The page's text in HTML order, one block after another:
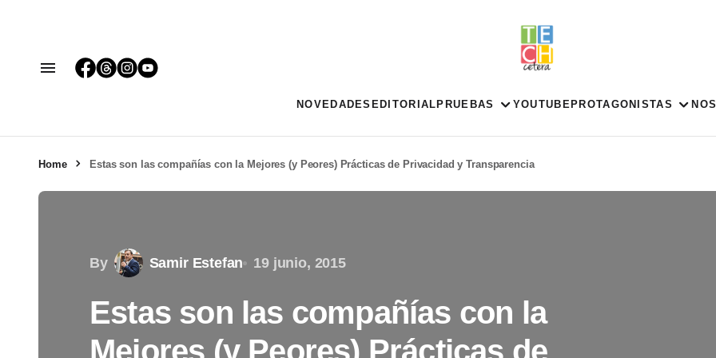
NOVEDADES EDITORIAL PRUEBAS YOUTUBE PROTAGONISTAS
Home Estas son las compañías con la Mejores (y Peores) Prácticas de Privacidad y Transparencia
By Samir Estefan 19 junio, 2015
Estas son las compañías con la
Mejores (y Peores) Prácticas de